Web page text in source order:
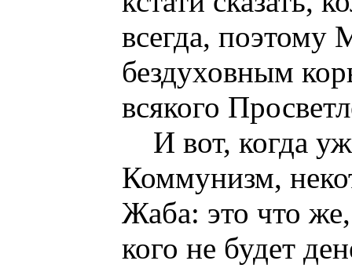
всегда, поэтому
бездуховным
всякого
И вот, когда
Коммунизм,
Жаба: это что
кого не будет